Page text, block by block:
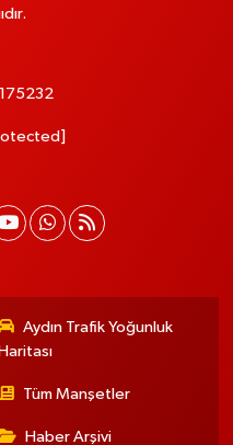
Aydın Trafik Yoğunluk
Haritası
Tüm Manşetler
Haber Arşivi